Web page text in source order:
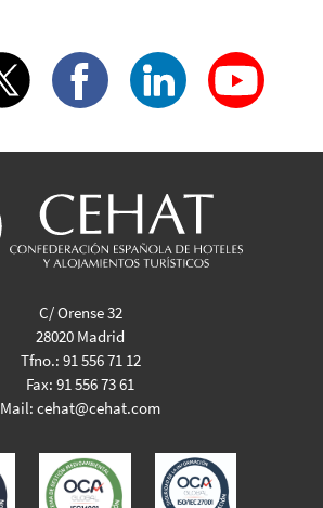
C/ Orense 32
28020 Madrid
Tfno.: 91 556 71 12
Fax: 91 556 73 61
Mail: cehat@cehat.com